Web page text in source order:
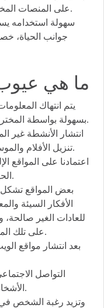
على المنصات المختلفة والتعلم منها عن طريق الموقع.
سهولة استخدامه
جوانب الحياة،
ما هي عيوب
يتم انتهاك
بسهولة بواسطة المخترقين على مواقع التواصل الاجتماعي.
انتشار الأنشطة غير
تنزيل الأفلام والموسيقى وإلحاق الضرر بشركات الإنتاج.
اعتمادنا على المواقع
الحياة ينتج عنه تقليل لمستوى الإنتاجية.
بعض المواقع تشكل
الأفكار السيئة
للعادات الغير
على تلك المواقع المفتوحة بدون الرقابة الكافية.
بعد انتشار مواقع
التواصل
الأشخاص في الحياة اليومية بشكل حقيقي.
وتزيد رغبة الشخص في